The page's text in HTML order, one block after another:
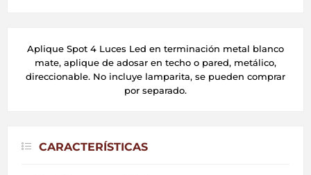
Aplique Spot 4 Luces Led en terminación metal blanco
mate, aplique de adosar en techo o pared, metálico,
direccionable. No incluye lamparita, se pueden comprar
por separado.
CARACTERÍSTICAS